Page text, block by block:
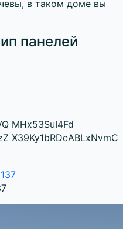
в таком доме вы
панелей